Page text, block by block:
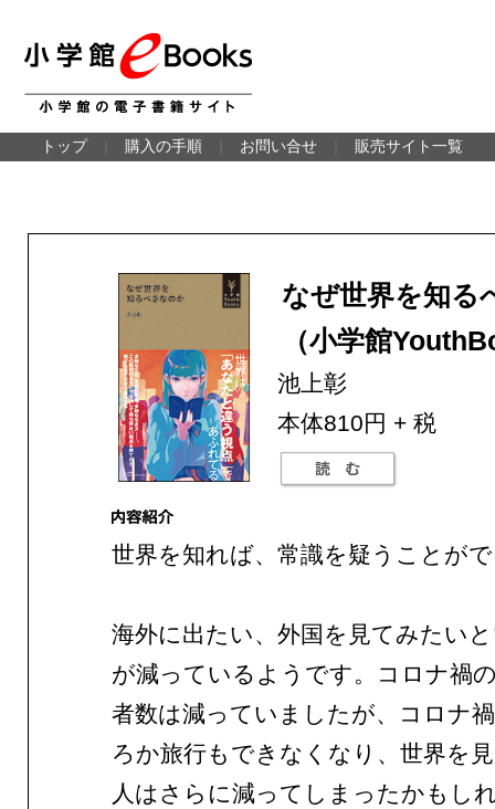
トップ 購入の手順 お問い合せ 販売サイト一覧
なぜ世界を知る
（小学館
池上彰
本体810円 + 税
世界を知れば、常識を疑うことが
海外に出たい、外国を見てみたい
が減っているようです。コロナ禍
者数は減っていましたが、コロナ
ろか旅行もできなくなり、世界を
人はさらに減ってしまったかもし